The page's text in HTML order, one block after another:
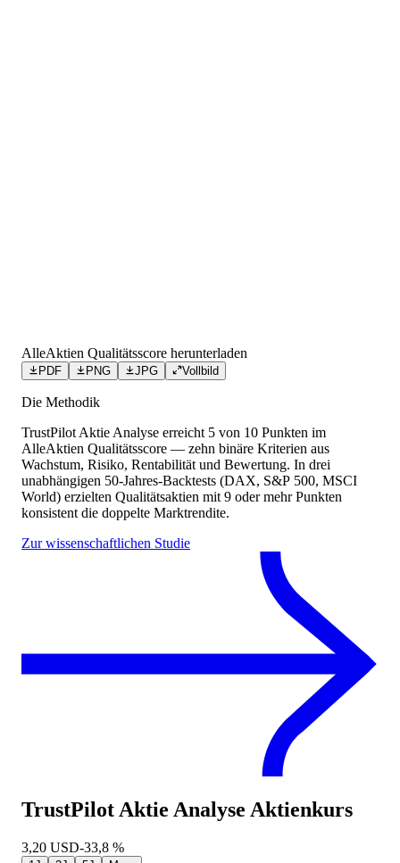
AlleAktien Qualitätsscore herunterladen
PDF PNG JPG Vollbild
Die Methodik
TrustPilot Aktie Analyse erreicht 5 von 10 Punkten im
AlleAktien Qualitätsscore — zehn binäre Kriterien aus
Wachstum, Risiko, Rentabilität und Bewertung. In drei
unabhängigen 50-Jahres-Backtests (DAX, S&P 500, MSCI
World) erzielten Qualitätsaktien mit 9 oder mehr Punkten
konsistent die doppelte Marktrendite.
Zur wissenschaftlichen Studie
TrustPilot Aktie Analyse Aktienkurs
3,20 USD-33,8 %